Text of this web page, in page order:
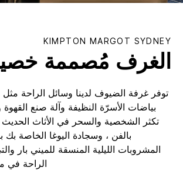
KIMPTON MARGOT SYDNEY
الغرف مُصممة
توفر غرفة الضيوف لدينا وسائل الراحة
بياضات الأسرّة النظيفة وآلة صنع القهوة
تكثر الشخصية والسحر في الأثاث الحديث
بالفن ، وسجادة اليوغا الخاصة بك
المشروبات الليلية المنسقة للميني بار
الراحة في